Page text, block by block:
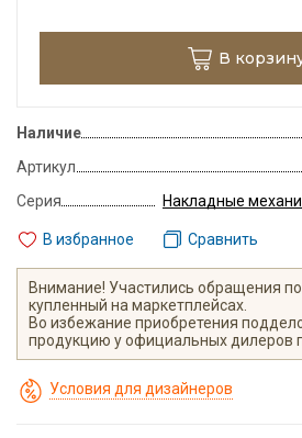
В
Наличие
Артикул
Серия
Накладные
В избранное Сравнить
Внимание! Участились обращения
купленный на маркетплейсах.
Во избежание приобретения
продукцию у официальных дилеров
Условия для дизайнеров